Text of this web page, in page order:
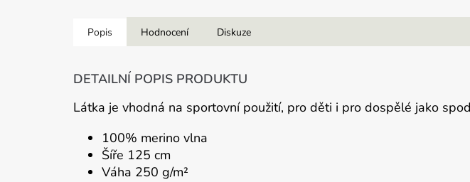
Popis Hodnocení Diskuze
DETAILNÍ POPIS PRODUKTU
Látka je vhodná na sportovní použití, pro děti i pro dospělé jako
100% merino vlna
Šíře 125 cm
Váha 250 g/m²